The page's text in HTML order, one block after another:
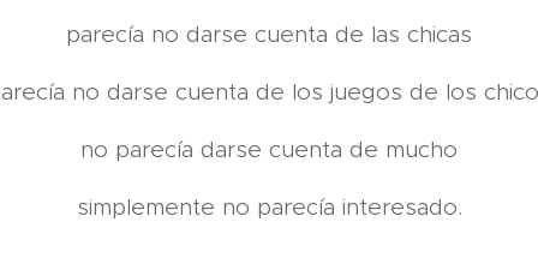
parecía no darse cuenta de las chicas
no darse cuenta de los juegos de los
no parecía darse cuenta de mucho
simplemente no parecía interesado.